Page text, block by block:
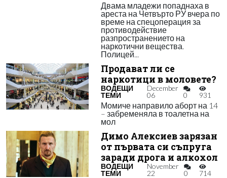
Двама младежи попаднаха в
ареста на Четвърто РУ вчера по
време на спецоперация за
противодействие
разпространението на
наркотични вещества.
Полицей...
Продават ли се
наркотици в моловете?
ВОДЕЩИ
ТЕМИ
December
06
0 931
Момиче направило аборт на 14
– забременяла в тоалетна на
мол
Димо Алексиев зарязан
от първата си съпруга
заради дрога и алкохол
ВОДЕЩИ
ТЕМИ
November
22
0 714